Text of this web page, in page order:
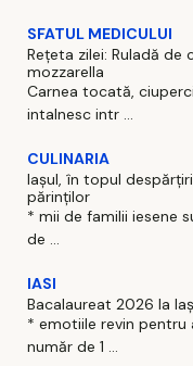
SFATUL MEDICULUI
Rețeta zilei: Ruladă de
mozzarella
Carnea tocată,
intalnesc intr ...
CULINARIA
Iașul, în topul
părinților
* mii de familii iesene
de ...
IASI
Bacalaureat 2026 la
* emotiile revin pentru
număr de 1 ...